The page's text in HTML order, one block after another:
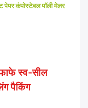
पेपर कंपोस्टेबल पॉली मेलर
स्व-सील
पैकिंग